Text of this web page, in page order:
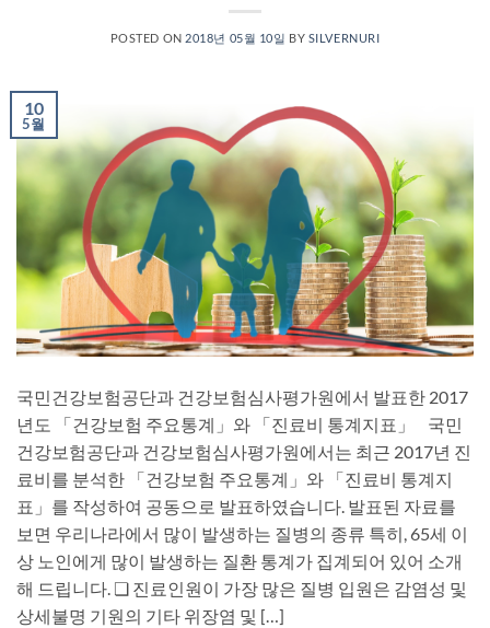
POSTED ON 2018년 05월 10일 BY SILVERNURI
10
5월
국민건강보험공단과 건강보험심사평가원에서 발표한 2017
년도 「건강보험 주요통계」와 「진료비 통계지표」 국민
건강보험공단과 건강보험심사평가원에서는 최근 2017년 진
료비를 분석한 「건강보험 주요통계」와 「진료비 통계지
표」를 작성하여 공동으로 발표하였습니다. 발표된 자료를
보면 우리나라에서 많이 발생하는 질병의 종류 특히, 65세 이
상 노인에게 많이 발생하는 질환 통계가 집계되어 있어 소개
해 드립니다. ❏ 진료인원이 가장 많은 질병 입원은 감염성 및
상세불명 기원의 기타 위장염 및 […]